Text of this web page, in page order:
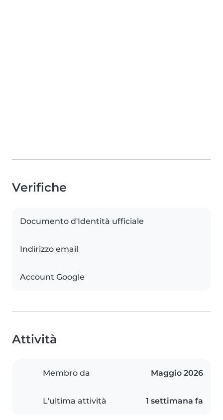
Verifiche
Documento d'Identità ufficiale
Indirizzo email
Account Google
Attività
Membro da Maggio 2026
L'ultima attività 1 settimana fa